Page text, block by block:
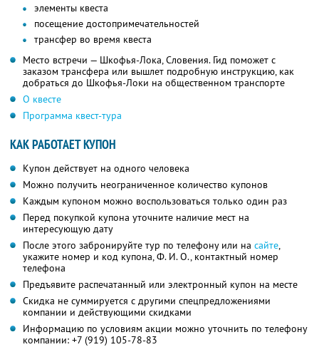
элементы квеста
посещение достопримечательностей
трансфер во время квеста
Место встречи — Шкофья-Лока, Словения. Гид поможет с
заказом трансфера или вышлет подробную инструкцию, как
добраться до Шкофья-Локи на общественном транспорте
О квесте
Программа квест-тура
КАК РАБОТАЕТ КУПОН
Купон действует на одного человека
Можно получить неограниченное количество купонов
Каждым купоном можно воспользоваться только один раз
Перед покупкой купона уточните наличие мест на
интересующую дату
После этого забронируйте тур по телефону или на сайте,
укажите номер и код купона, Ф. И. О., контактный номер
телефона
Предъявите распечатанный или электронный купон на месте
Скидка не суммируется с другими спецпредложениями
компании и действующими скидками
Информацию по условиям акции можно уточнить по телефону
компании: +7 (919) 105-78-83